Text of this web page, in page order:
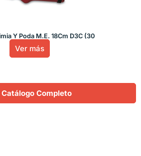
Y Poda M.E. 18Cm D3C (30
Ver más
Catálogo Completo